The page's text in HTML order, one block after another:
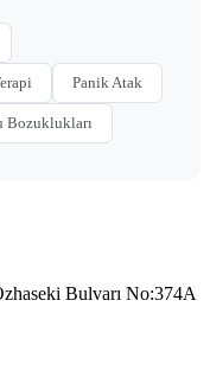
Panik Atak
Bozuklukları
Bulvarı No:374A